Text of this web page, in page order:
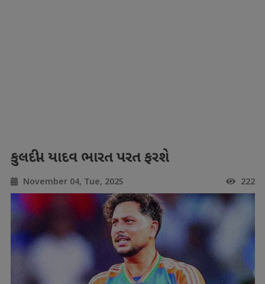
કુલદીપ યાદવ ભારત પરત ફરશે
November 04, Tue, 2025 222